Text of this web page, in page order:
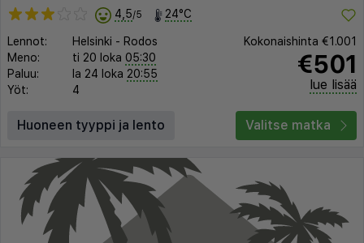
4,5/5 24°C
Lennot: Helsinki - Rodos
Meno:
ti 20 loka 05:30
Paluu:
la 24 loka 20:55
Yöt:
4
Kokonaishinta €1.001
€501
lue lisää
Huoneen tyyppi ja lento Valitse matka